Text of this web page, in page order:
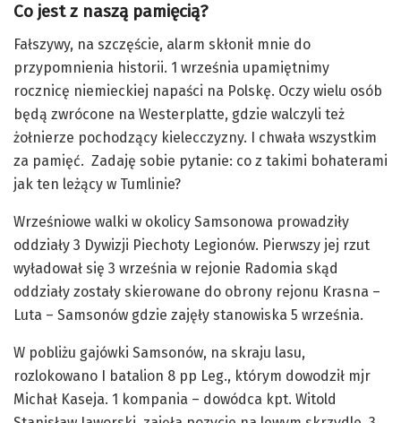
Co jest z naszą pamięcią?
Fałszywy, na szczęście, alarm skłonił mnie do
przypomnienia historii. 1 września upamiętnimy
rocznicę niemieckiej napaści na Polskę. Oczy wielu osób
będą zwrócone na Westerplatte, gdzie walczyli też
żołnierze pochodzący kielecczyzny. I chwała wszystkim
za pamięć. Zadaję sobie pytanie: co z takimi bohaterami
jak ten leżący w Tumlinie?
Wrześniowe walki w okolicy Samsonowa prowadziły
oddziały 3 Dywizji Piechoty Legionów. Pierwszy jej rzut
wyładował się 3 września w rejonie Radomia skąd
oddziały zostały skierowane do obrony rejonu Krasna –
Luta – Samsonów gdzie zajęły stanowiska 5 września.
W pobliżu gajówki Samsonów, na skraju lasu,
rozlokowano I batalion 8 pp Leg., którym dowodził mjr
Michał Kaseja. 1 kompania – dowódca kpt. Witold